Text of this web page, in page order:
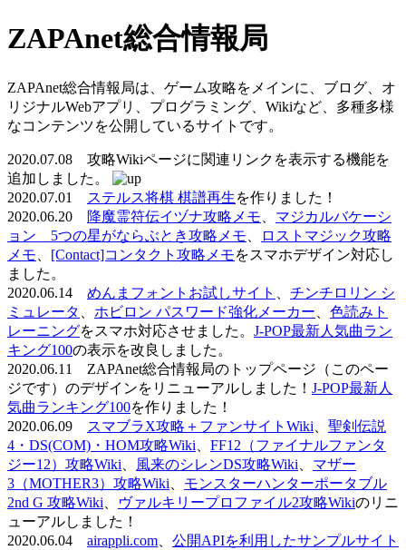
ZAPAnet総合情報局
ZAPAnet総合情報局は、ゲーム攻略をメインに、ブログ、オ
リジナルWebアプリ、プログラミング、Wikiなど、多種多様
なコンテンツを公開しているサイトです。
2020.07.08 攻略Wikiページに関連リンクを表示する機能を
追加しました。
2020.07.01
ステルス将棋 棋譜再生を作りました！
2020.06.20
降魔霊符伝イヅナ攻略メモ
マジカルバケーシ
ョン 5つの星がならぶとき攻略メモ
ロストマジック攻略
メモ
[Contact]コンタクト攻略メモをスマホデザイン対応し
ました。
2020.06.14 めんまフォントお試しサイト
チンチロリン シ
ミュレータ
ホビロン パスワード強化メーカー
色読みト
レーニングをスマホ対応させました。 J-POP最新人気曲ラン
キング100の表示を改良しました。
2020.06.11 ZAPAnet総合情報局のトップページ（このペー
ジです）のデザインをリニューアルしました！ J-POP最新人
気曲ランキング100を作りました！
2020.06.09
スマブラX攻略＋ファンサイトWiki
聖剣伝説
4・DS(COM)・HOM攻略Wiki
FF12（ファイナルファンタ
ジー12）攻略Wiki
風来のシレンDS攻略Wiki
マザー
3（MOTHER3）攻略Wiki
モンスターハンターポータブル
2nd G 攻略Wiki
ヴァルキリープロファイル2攻略Wikiのリニ
ューアルしました！
2020.06.04 airappli.com
公開APIを利用したサンプルサイト